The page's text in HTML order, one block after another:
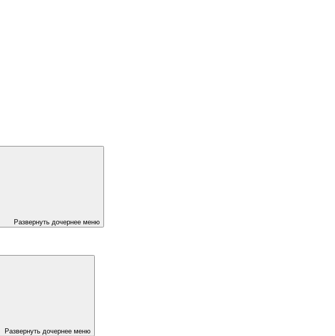
Развернуть дочернее меню
Развернуть дочернее меню